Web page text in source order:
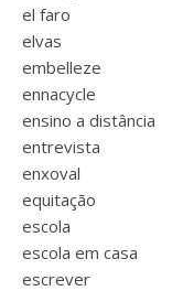
el faro
elvas
embelleze
ennacycle
ensino a distância
entrevista
enxoval
equitação
escola
escola em casa
escrever